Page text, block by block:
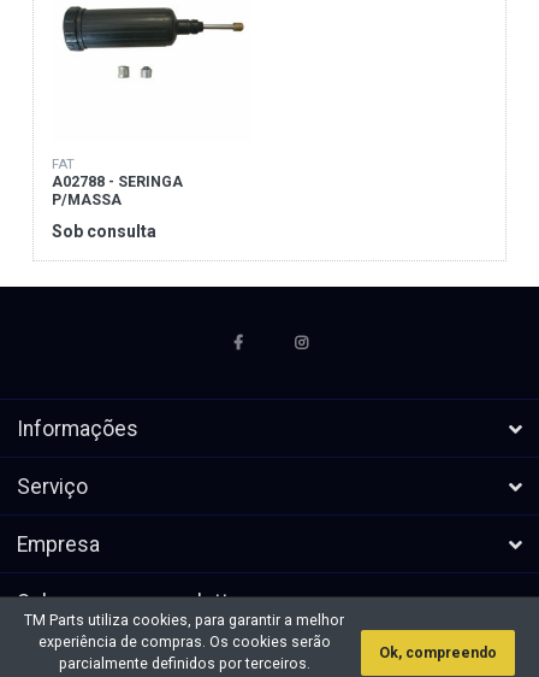
FAT
A02788 - SERINGA
P/MASSA
Sob consulta
Informações
Serviço
Empresa
Subscrever a newsletters
* Todos os preços excl. IVA, mais
Direitos de autor &cópia; 2026 TM
TM Parts utiliza cookies, para garantir a melhor
experiência de compras. Os cookies serão
parcialmente definidos por terceiros.
Ok, compreendo